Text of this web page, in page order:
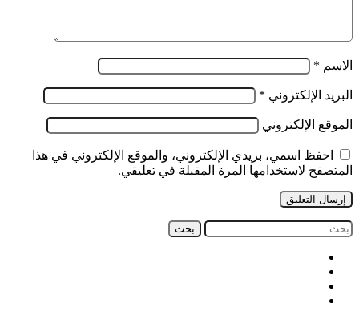
الاسم *
البريد الإلكتروني *
الموقع الإلكتروني
احفظ اسمي، بريدي الإلكتروني، والموقع الإلكتروني في هذا
المتصفح لاستخدامها المرة المقبلة في تعليقي.
البحث